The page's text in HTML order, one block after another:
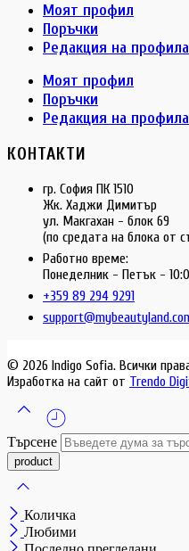
Моят профил
Поръчки
Редакция на профила
Моят профил
Поръчки
Редакция на профила
КОНТАКТИ
гр. София ПК 1510
Жк. Хаджи Димитър
ул. Макгахан - блок 69
(по средата на блока от
Работно време:
Понеделник - Петък -
+359 89 294 9291
© 2026 Indigo Sofia. Всички
Изработка на сайт от Trendo
Търсене
Количка
Любими